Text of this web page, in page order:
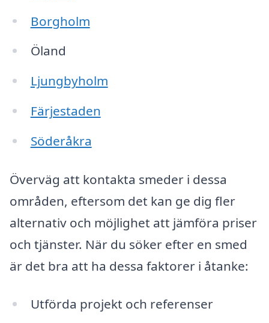
Borgholm
Öland
Ljungbyholm
Färjestaden
Söderåkra
Överväg att kontakta smeder i dessa
områden, eftersom det kan ge dig fler
alternativ och möjlighet att jämföra priser
och tjänster. När du söker efter en smed
är det bra att ha dessa faktorer i åtanke:
Utförda projekt och referenser